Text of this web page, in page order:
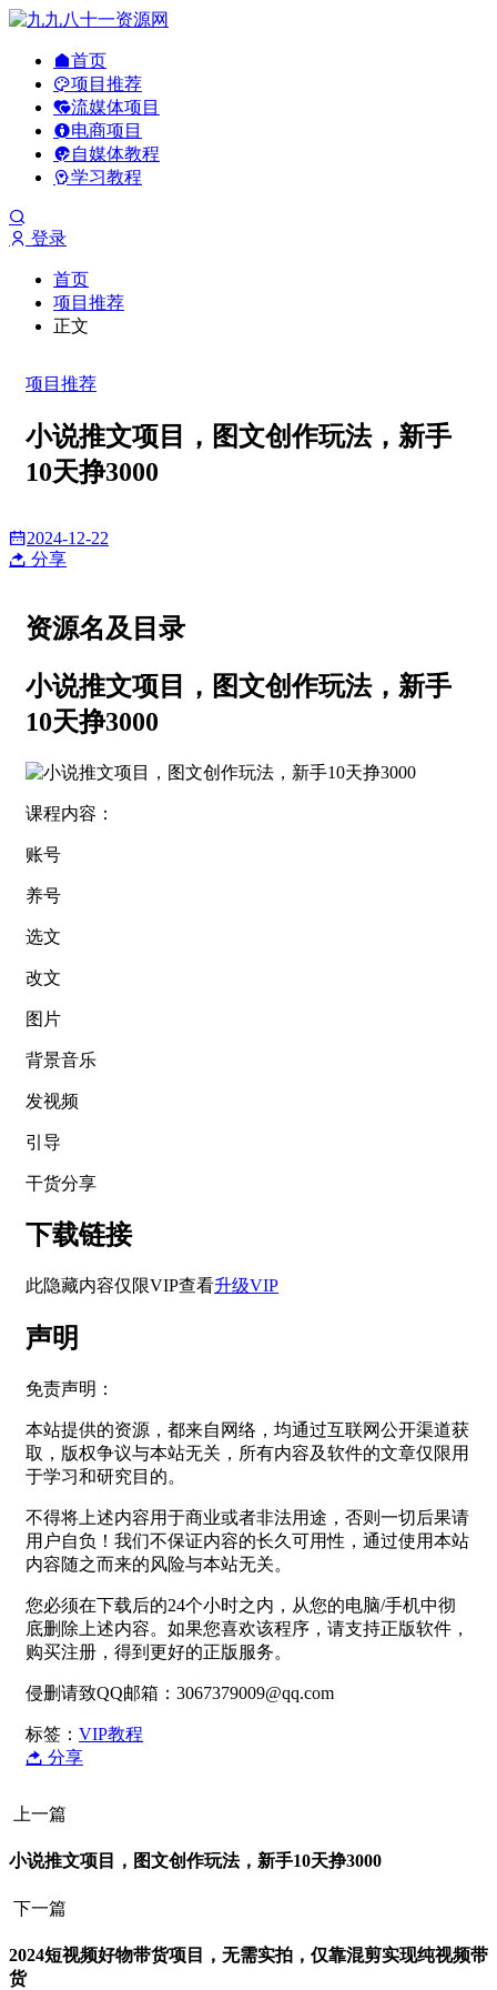
首页
项目推荐
流媒体项目
电商项目
自媒体教程
学习教程
登录
首页
项目推荐
正文
项目推荐
小说推文项目，图文创作玩法，新手
10天挣3000
2024-12-22
分享
资源名及目录
小说推文项目，图文创作玩法，新手
10天挣3000
课程内容：
账号
养号
选文
改文
图片
背景音乐
发视频
引导
干货分享
下载链接
此隐藏内容仅限VIP查看升级VIP
声明
免责声明：
本站提供的资源，都来自网络，均通过互联网公开渠道获
取，版权争议与本站无关，所有内容及软件的文章仅限用
于学习和研究目的。
不得将上述内容用于商业或者非法用途，否则一切后果请
用户自负！我们不保证内容的长久可用性，通过使用本站
内容随之而来的风险与本站无关。
您必须在下载后的24个小时之内，从您的电脑/手机中彻
底删除上述内容。如果您喜欢该程序，请支持正版软件，
购买注册，得到更好的正版服务。
侵删请致QQ邮箱：3067379009@qq.com
标签： VIP教程
分享
上一篇
小说推文项目，图文创作玩法，新手10天挣3000
下一篇
2024短视频好物带货项目，无需实拍，仅靠混剪实现纯视频带
货